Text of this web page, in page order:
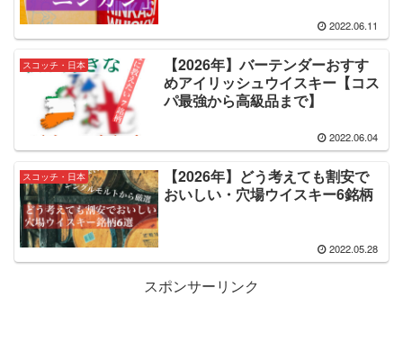
2022.06.11
スコッチ・日本
【2026年】バーテンダーおすす
めアイリッシュウイスキー【コス
パ最強から高級品まで】
2022.06.04
スコッチ・日本
【2026年】どう考えても割安で
おいしい・穴場ウイスキー6銘柄
2022.05.28
スポンサーリンク